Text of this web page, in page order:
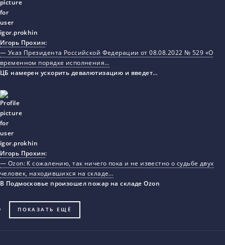
Игорь Прохин:
— Указ Президента Российской Федерации от 08.08.2022 № 529 «О
временном порядке исполнения…
ЦБ намерен ускорить девалютизацию и введет…
Игорь Прохин:
— Ozon: К сожалению, так ничего пока и не известно о судьбе двух
человек, находившихся на складе…
В Подмосковье произошел пожар на складе Ozon
ПОКАЗАТЬ ЕЩЁ